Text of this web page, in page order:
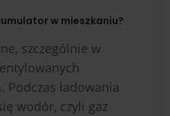
w mieszkaniu?
szczególnie w
Podczas ładowania
wodór, czyli gaz